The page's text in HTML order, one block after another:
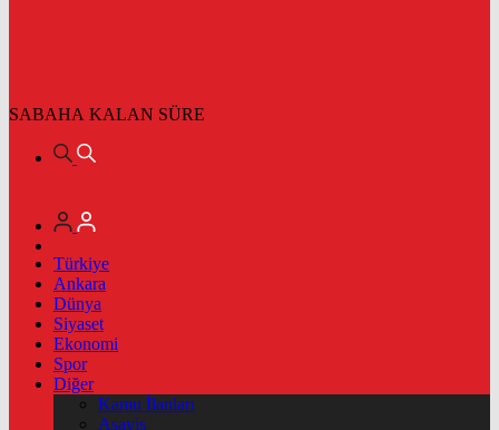
SABAHA KALAN SÜRE
Türkiye
Ankara
Dünya
Siyaset
Ekonomi
Spor
Diğer
Kamu İlanları
Asayiş